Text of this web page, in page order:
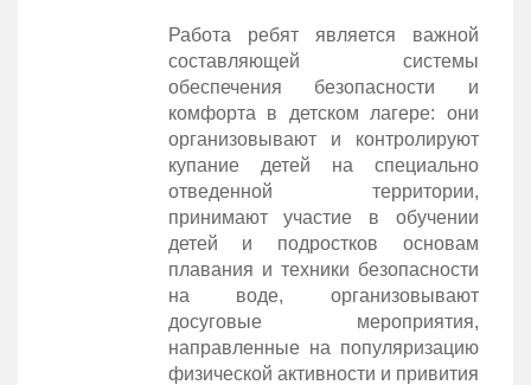
Работа ребят является важной
составляющей системы
обеспечения безопасности и
комфорта в детском лагере: они
организовывают и контролируют
купание детей на специально
отведенной территории,
принимают участие в обучении
детей и подростков основам
плавания и техники безопасности
на воде, организовывают
досуговые мероприятия,
направленные на популяризацию
физической активности и привития